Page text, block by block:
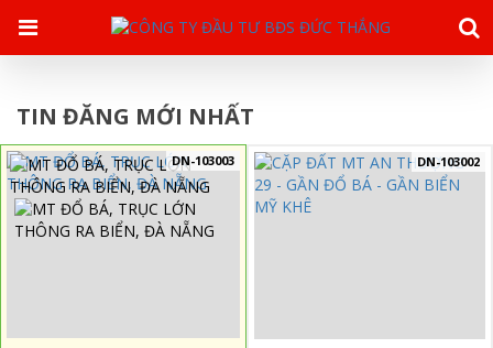
TIN ĐĂNG MỚI NHẤT
DN-103003 DN-103002